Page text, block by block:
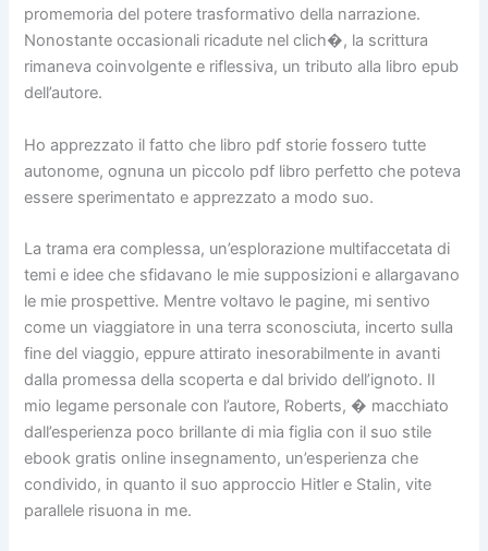
promemoria del potere trasformativo della narrazione.
Nonostante occasionali ricadute nel clich�, la scrittura
rimaneva coinvolgente e riflessiva, un tributo alla libro epub
dell’autore.
Ho apprezzato il fatto che libro pdf storie fossero tutte
autonome, ognuna un piccolo pdf libro perfetto che poteva
essere sperimentato e apprezzato a modo suo.
La trama era complessa, un’esplorazione multifaccetata di
temi e idee che sfidavano le mie supposizioni e allargavano
le mie prospettive. Mentre voltavo le pagine, mi sentivo
come un viaggiatore in una terra sconosciuta, incerto sulla
fine del viaggio, eppure attirato inesorabilmente in avanti
dalla promessa della scoperta e dal brivido dell’ignoto. Il
mio legame personale con l’autore, Roberts, � macchiato
dall’esperienza poco brillante di mia figlia con il suo stile
ebook gratis online insegnamento, un’esperienza che
condivido, in quanto il suo approccio Hitler e Stalin, vite
parallele risuona in me.